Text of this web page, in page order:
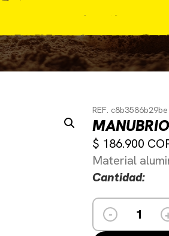
REF. c8b3586b29be
$ 186.900
Material
Cantidad:
-